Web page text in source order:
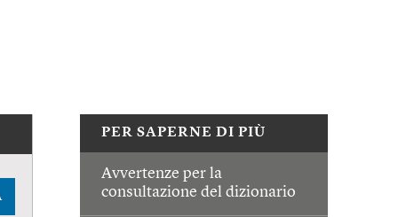
PER SAPERNE DI PIÙ
Avvertenze per la
consultazione del dizionario